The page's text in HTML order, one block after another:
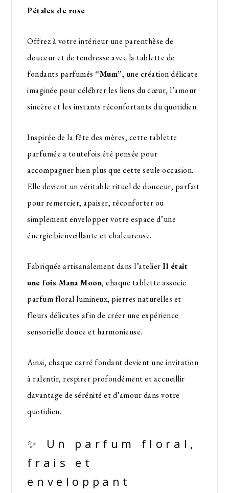
Pétales de rose
Offrez à votre intérieur une parenthèse de
douceur et de tendresse avec la tablette de
fondants parfumés “Mum”, une création délicate
imaginée pour célébrer les liens du cœur, l’amour
sincère et les instants réconfortants du quotidien.
Inspirée de la fête des mères, cette tablette
parfumée a toutefois été pensée pour
accompagner bien plus que cette seule occasion.
Elle devient un véritable rituel de douceur, parfait
pour remercier, apaiser, réconforter ou
simplement envelopper votre espace d’une
énergie bienveillante et chaleureuse.
Fabriquée artisanalement dans l’atelierIl était
une fois Mana Moon, chaque tablette associe
parfum floral lumineux, pierres naturelles et
fleurs délicates afin de créer une expérience
sensorielle douce et harmonieuse.
Ainsi, chaque carré fondant devient une invitation
à ralentir, respirer profondément et accueillir
davantage de sérénité et d’amour dans votre
quotidien.
✨ Un parfum floral,
frais et
enveloppant